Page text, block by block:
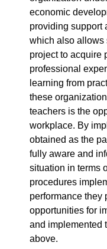
economic
providing support
which also allows
project to acquire
professional
learning from
these
teachers is the
workplace. By
obtained as the
fully aware and
situation in terms
procedures
performance they
opportunities for
and implemented
above.